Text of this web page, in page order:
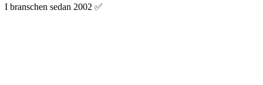
I branschen sedan 2002 ✅